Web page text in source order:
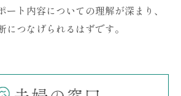
ート内容についての理解が深まり、
につなげられるはずです。